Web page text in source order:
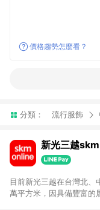
價格趨勢怎麼看？
分類： 流行服飾
新光三越
目前新光三越在台灣北
萬平方米，因具備豐富的